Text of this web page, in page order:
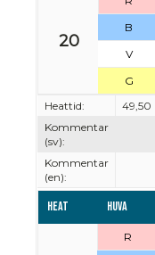
20
B
V
G
Heattid:
49,50
Kommentar
(sv):
Kommentar
(en):
Heat Huva
R